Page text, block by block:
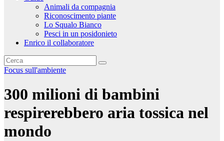
Animali da compagnia
Riconoscimento piante
Lo Squalo Bianco
Pesci in un posidonieto
Enrico il collaboratore
Focus sull'ambiente
300 milioni di bambini
respirerebbero aria tossica nel
mondo